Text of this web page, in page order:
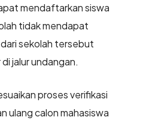
mendaftarkan siswa
tidak mendapat
sekolah tersebut
jalur undangan.
proses verifikasi
ulang calon mahasiswa